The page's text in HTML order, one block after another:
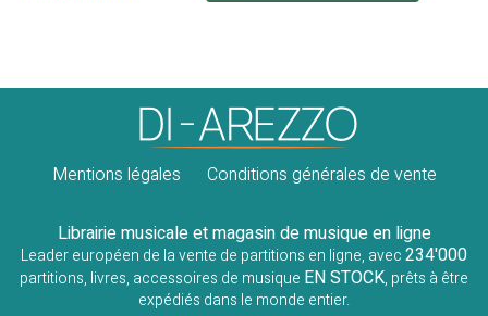
Mentions légales Conditions générales de vente
Librairie musicale et magasin de musique en ligne
Leader européen de la vente de partitions en ligne, avec234'000
partitions, livres, accessoires de musique EN STOCK, prêts à être
expédiés dans le monde entier.